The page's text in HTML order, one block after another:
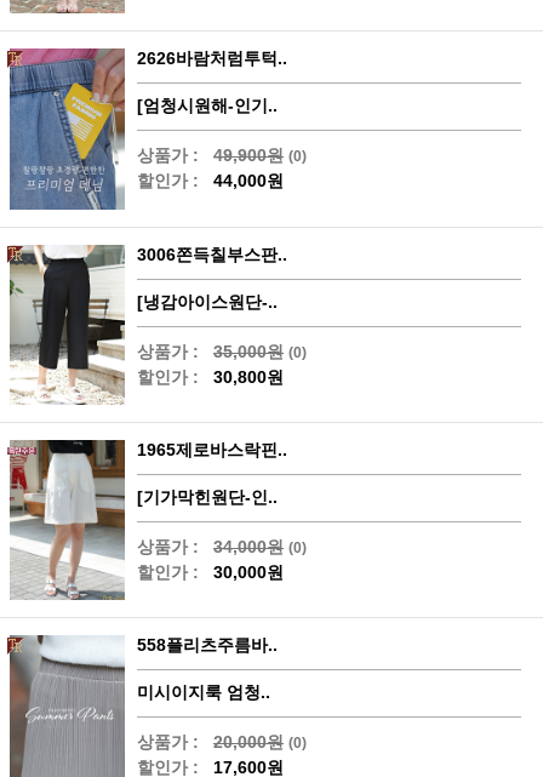
2626바람처럼투턱..
[엄청시원해-인기..
상품가 : 49,900원 (0)
할인가 : 44,000원
3006쫀득칠부스판..
[냉감아이스원단-..
상품가 : 35,000원 (0)
할인가 : 30,800원
1965제로바스락핀..
[기가막힌원단-인..
상품가 : 34,000원 (0)
할인가 : 30,000원
558플리츠주름바..
미시이지룩 엄청..
상품가 : 20,000원 (0)
할인가 : 17,600원